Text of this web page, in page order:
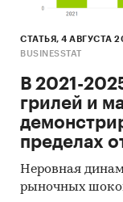
Процедура
совокупности.
К отчету
пригодная к
данных с
импорте в
адресных
База включает
СТАТЬЯ, 4 АВГУСТА
BUSINESSTAT
В 2021-
грилей и
пределах
Неровная
рыночных